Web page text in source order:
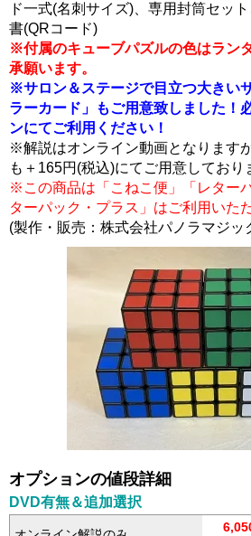
ド一式(名刺サイズ)、専用封筒セッ
書(QRコード)
※付属のキューブパズルの色はラン
承願います。
※サロン＆ステージで目立つ大きい
ラーカード」もご用意致しました！
ンにてご利用ください！
※解説はオンライン動画となります
も＋165円(税込)にてご用意しており
※この商品は「こねこ便」「レター
ターパック・プラス」はご利用いた
(製作・販売：株式会社パノラマジ
オプションの値段詳細
DVD有無＆追加選択